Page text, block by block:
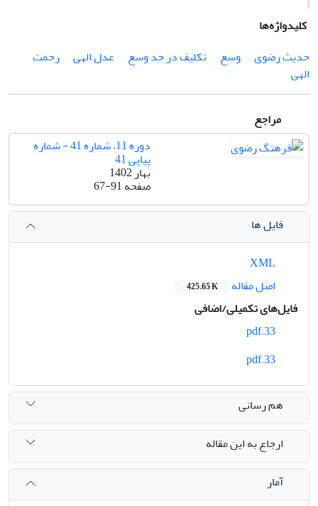
کلیدواژه‌ها
حدیث رضوی
وسع تکلیف در حد وسع عدل الهی
رحمت
الهی
مراجع
دوره 11، شماره 41 - شماره
پیاپی 41
بهار 1402
صفحه67-91
فایل ها
اصل مقاله
425.65 K
فایل‌های تکمیلی/اضافی
هم رسانی
ارجاع به این مقاله
آمار